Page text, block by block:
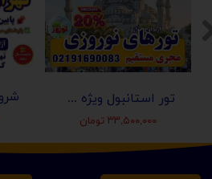
تور استانبول ویژه عید نوروز 1405 | مجری مستقیم ✈️
۳۳,۵۰۰,۰۰۰ تومان